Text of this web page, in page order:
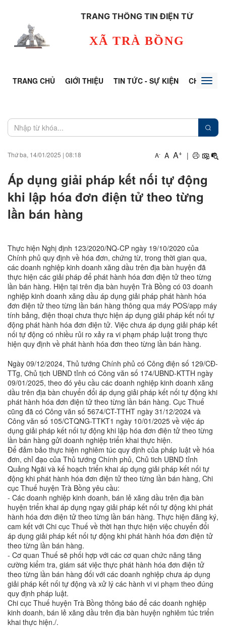
TRANG THÔNG TIN ĐIỆN TỬ
XÃ TRÀ BỒNG
TRANG CHỦ GIỚI THIỆU TIN TỨC - SỰ KIỆN CHUYÊN
Thứ ba, 14/01/2025 | 08:18 A- A A+ |
Áp dụng giải pháp kết nối tự động
khi lập hóa đơn điện tử theo từng
lần bán hàng
Thực hiện Nghị định 123/2020/NQ-CP ngày 19/10/2020 của
Chính phủ quy định về hóa đơn, chứng từ, trong thời gian qua,
các doanh nghiệp kinh doanh xăng dầu trên địa bàn huyện đã
thực hiện các giải pháp để phát hành hóa đơn điện tử theo từng
lần bán hàng. Hiện tại trên địa bàn huyện Trà Bồng có 03 doanh
nghiệp kinh doanh xăng dầu áp dụng giải pháp phát hành hóa
đơn điện tử theo từng lần bán hàng thông qua máy POS/app máy
tính bảng, điện thoại chưa thực hiện áp dụng giải pháp kết nối tự
động phát hành hóa đơn điện tử. Việc chưa áp dụng giải pháp kết
nối tự động có nhiều rủi ro xảy ra vi phạm pháp luật trong thực
hiện quy định về phát hành hóa đơn theo từng lần bán hàng.
Ngày 09/12/2024, Thủ tướng Chính phủ có Công điện số 129/CĐ-
TTg, Chủ tịch UBND tỉnh có Công văn số 174/UBND-KTTH ngày
09/01/2025, theo đó yêu cầu các doanh nghiệp kinh doanh xăng
dầu trên địa bàn chuyển đổi áp dụng giải pháp kết nối tự động khi
phát hành hóa đơn điện tử theo từng lần bán hàng. Cục Thuế
cũng đã có Công văn số 5674/CT-TTHT ngày 31/12/2024 và
Công văn số 105/CTQNG-TTKT1 ngày 10/01/2025 về việc áp
dụng giải pháp kết nối tự động khi lập hóa đơn điện tử theo từng
lần bán hàng gửi doanh nghiệp triển khai thực hiện.
Để đảm bảo thực hiện nghiêm túc quy định của pháp luật về hóa
đơn, chỉ đạo của Thủ tướng Chính phủ, Chủ tich UBND tỉnh
Quảng Ngãi và kế hoạch triển khai áp dụng giải pháp kết nối tự
động khi phát hành hóa đơn điện tử theo từng lần bán hàng, Chi
cục Thuế huyện Trà Bồng yêu cầu:
- Các doanh nghiệp kinh doanh, bán lẻ xăng dầu trên địa bàn
huyện triển khai áp dụng ngay giải pháp kết nối tự động khi phát
hành hóa đơn điện tử theo từng lần bán hàng. Thực hiện đăng ký,
cam kết với Chi cục Thuế về thời hạn thực hiện việc chuyển đổi
áp dụng giải pháp kết nối tự động khi phát hành hóa đơn điện tử
theo từng lần bán hàng.
- Cơ quan Thuế sẽ phối hợp với các cơ quan chức năng tăng
cường kiểm tra, giám sát việc thực phát hành hóa đơn điện tử
theo từng lần bán hàng đối với các doanh nghiệp chưa áp dụng
giải pháp kết nối tự động và xử lý các hành vi vi phạm theo đúng
quy định pháp luật.
Chi cục Thuế huyện Trà Bồng thông báo để các doanh nghiệp
kinh doanh, bán lẻ xăng dầu trên địa bàn huyện nghiêm túc triển
khai thực hiện./.